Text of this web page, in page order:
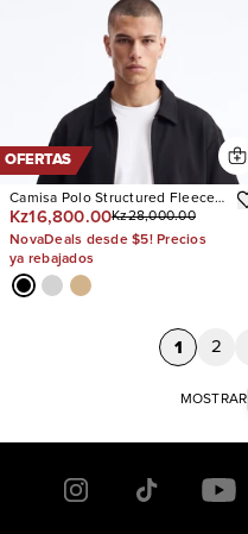
OFERTAS
Camisa Polo Structured Fleece
Oversized Full Zip
Kz16,800.00Kz28,000.00
NovaDeals desde $5! Precios
ya rebajados
1 2
MOSTRAR